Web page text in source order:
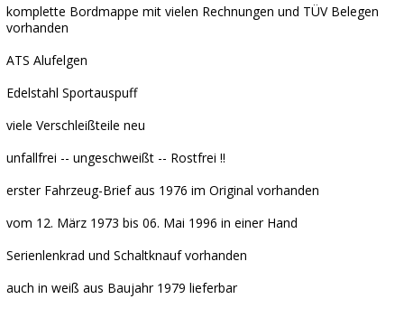
komplette Bordmappe mit vielen Rechnungen und TÜV Belegen
vorhanden
ATS Alufelgen
Edelstahl Sportauspuff
viele Verschleißteile neu
unfallfrei -- ungeschweißt -- Rostfrei !!
erster Fahrzeug-Brief aus 1976 im Original vorhanden
vom 12. März 1973 bis 06. Mai 1996 in einer Hand
Serienlenkrad und Schaltknauf vorhanden
auch in weiß aus Baujahr 1979 lieferbar